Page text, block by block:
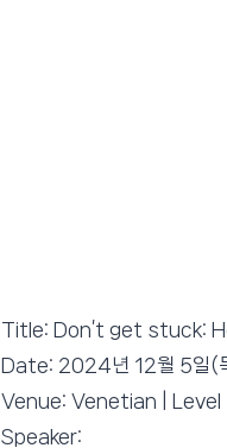
Title: Don’t get stuck:
Date: 2024년 12월 5일(
Venue: Venetian |
Speaker: